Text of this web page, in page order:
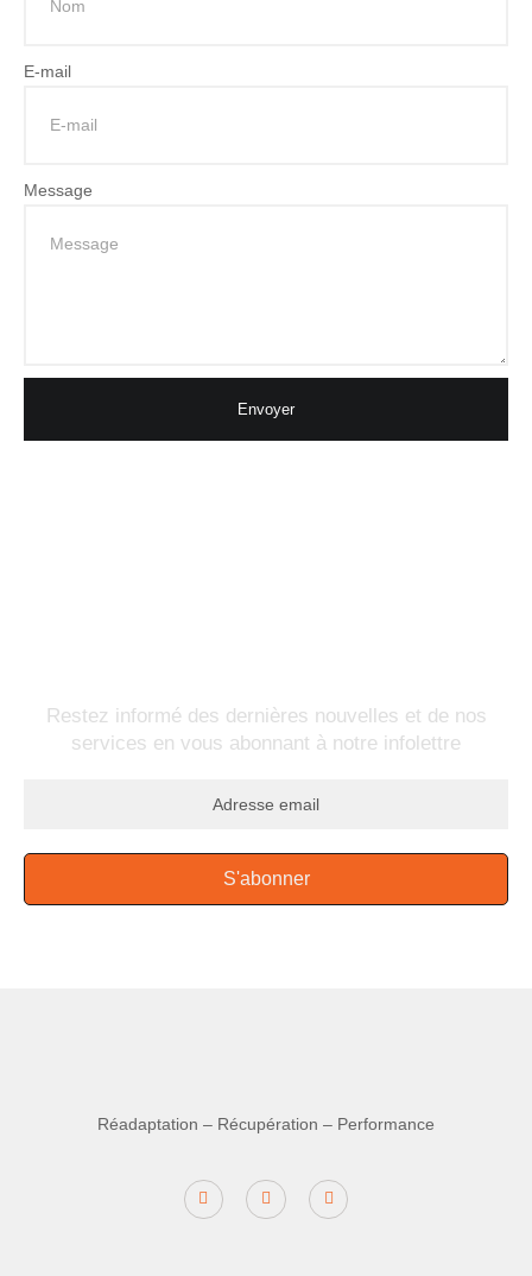
E-mail
Message
Envoyer
Restez informé des dernières nouvelles et de nos
services en vous abonnant à notre infolettre
S'abonner
Réadaptation – Récupération – Performance